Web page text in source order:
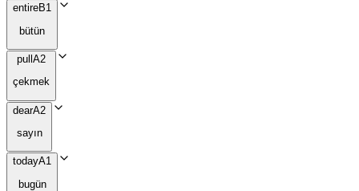
entireB1
bütün
pull A2
çekmek
dearA2
sayın
todayA1
bugün